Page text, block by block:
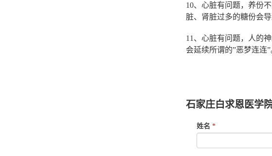
10、心脏有问题，养份
脏、肾脏过多的糖份会
11、心脏有问题，人的
会延续所谓的”恶梦连连”
石家庄白求恩医学
姓名 *